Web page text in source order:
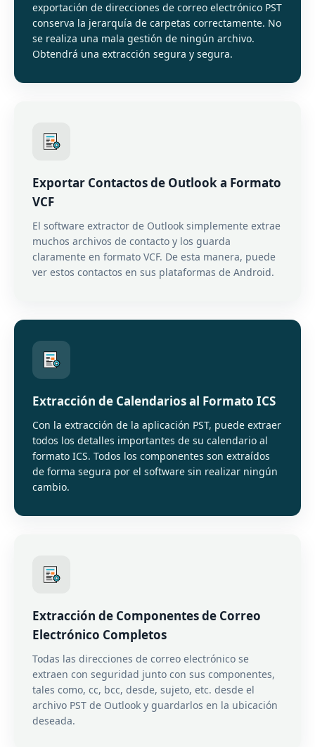
exportación de direcciones de correo electrónico PST
conserva la jerarquía de carpetas correctamente. No
se realiza una mala gestión de ningún archivo.
Obtendrá una extracción segura y segura.
Exportar Contactos de Outlook a Formato
VCF
El software extractor de Outlook simplemente extrae
muchos archivos de contacto y los guarda
claramente en formato VCF. De esta manera, puede
ver estos contactos en sus plataformas de Android.
Extracción de Calendarios al Formato ICS
Con la extracción de la aplicación PST, puede extraer
todos los detalles importantes de su calendario al
formato ICS. Todos los componentes son extraídos
de forma segura por el software sin realizar ningún
cambio.
Extracción de Componentes de Correo
Electrónico Completos
Todas las direcciones de correo electrónico se
extraen con seguridad junto con sus componentes,
tales como, cc, bcc, desde, sujeto, etc. desde el
archivo PST de Outlook y guardarlos en la ubicación
deseada.